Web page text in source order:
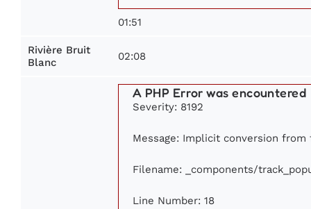
01:51
Rivière Bruit
Blanc
02:08
A PHP Error was encountered
Severity: 8192
Message: Implicit conversion
Filename: _components/
Line Number: 18